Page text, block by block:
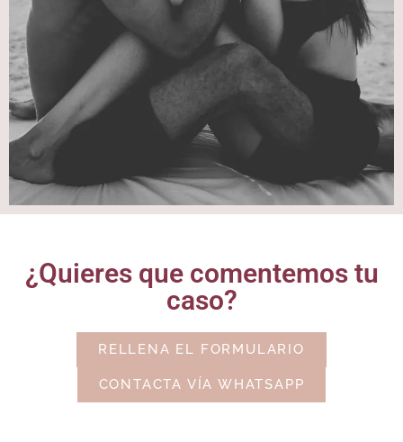
¿Quieres que comentemos tu
caso?
RELLENA EL FORMULARIO
CONTACTA VÍA WHATSAPP